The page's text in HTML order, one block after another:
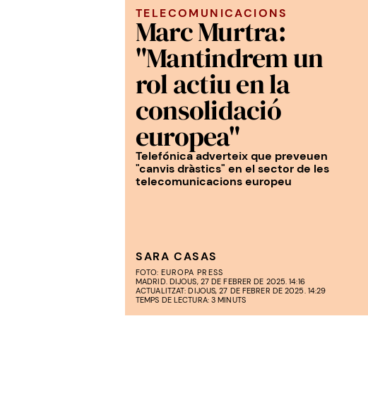
TELECOMUNICACIONS
Marc Murtra:
"Mantindrem un
rol actiu en la
consolidació
europea"
Telefónica adverteix que preveuen
"canvis dràstics" en el sector de les
telecomunicacions europeu
SARA CASAS
FOTO: EUROPA PRESS
MADRID. DIJOUS, 27 DE FEBRER DE 2025. 14:16
ACTUALITZAT: DIJOUS, 27 DE FEBRER DE 2025. 14:29
TEMPS DE LECTURA: 3 MINUTS